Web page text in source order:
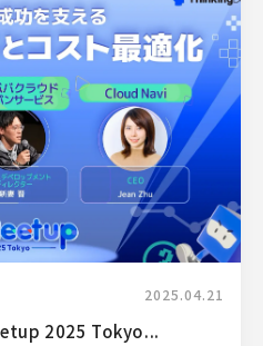
2025.04.21
2025 Tokyo...